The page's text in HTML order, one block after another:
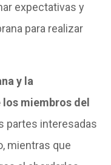
expectativas y
para realizar
y la
miembros del
partes interesadas
mientras que